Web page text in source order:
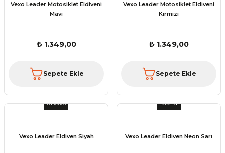
Vexo Leader Motosiklet Eldiveni
Mavi
₺ 1.349,00
Sepete Ekle
Vexo Leader Motosiklet Eldiveni
Kırmızı
₺ 1.349,00
Sepete Ekle
Tükendi
Vexo Leader Eldiven Siyah
Tükendi
Vexo Leader Eldiven Neon Sarı